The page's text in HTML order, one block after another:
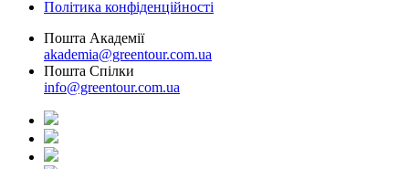
Політика конфіденційності
Пошта Академії
akademia@greentour.com.ua
Пошта Спілки
info@greentour.com.ua